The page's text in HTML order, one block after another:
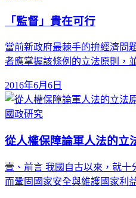
「監督」貴在可行
當前新政府最棘手的拚經濟問
者應掌握該條例的立法原則，
2016年6月6日
國政研究
從人權保障論軍人法的立
壹、前言 我國自古以來，就十
而鞏固國家安全與維護國家利